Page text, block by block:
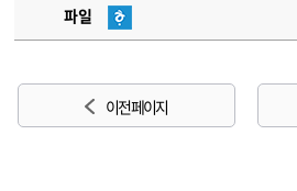
파일
이전 페이지